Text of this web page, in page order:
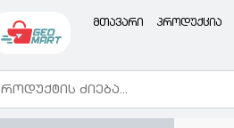
მთავარი პროდუქცია